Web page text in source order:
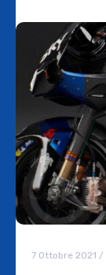
7 Ottobre 2021 /